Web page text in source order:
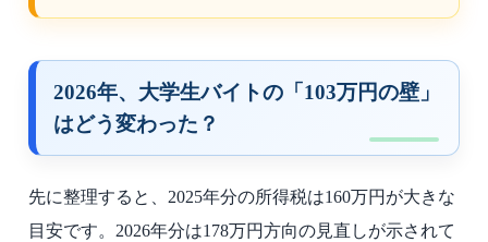
2026年、大学生バイトの「103万円の壁」
はどう変わった？
先に整理すると、2025年分の所得税は160万円が大きな
目安です。2026年分は178万円方向の見直しが示されて